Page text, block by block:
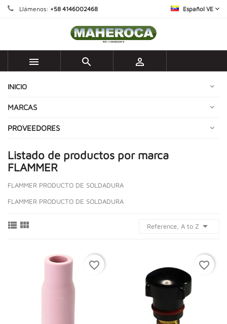
Llámenos: +58 4146002468 Español VE
  
INICIO
MARCAS
PROVEEDORES
Listado de productos por marca
FLAMMER
FLAMMER PRODUCTO DE SOLDADURA
FLAMMER PRODUCTO DE SOLDADURA
  Reference, A to Z 
favorite_border favorite_border